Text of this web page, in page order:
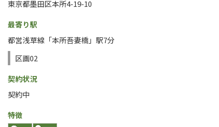
東京都墨田区本所4-19-10
最寄り駅
都営浅草線「本所吾妻橋」駅7分
区画02
契約状況
契約中
特徴